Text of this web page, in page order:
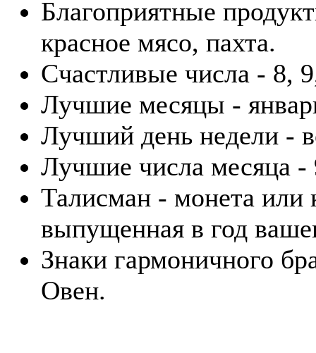
Благоприятные
красное мясо, пахта.
Счастливые числа - 8,
Лучшие месяцы -
Лучший день недели -
Лучшие числа месяца -
Талисман - монета или
выпущенная в год
Знаки гармоничного
Овен.